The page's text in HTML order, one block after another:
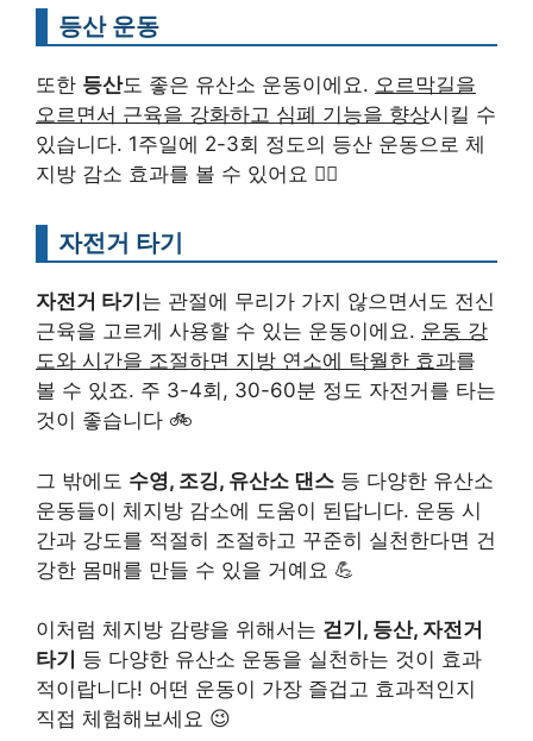
등산 운동
또한 등산도 좋은 유산소 운동이에요. 오르막길을
오르면서 근육을 강화하고 심폐 기능을 향상시킬 수
있습니다. 1주일에 2-3회 정도의 등산 운동으로 체
지방 감소 효과를 볼 수 있어요 🏃‍♂️
자전거 타기
자전거 타기 는 관절에 무리가 가지 않으면서도 전신
근육을 고르게 사용할 수 있는 운동이에요. 운동 강
도와 시간을 조절하면 지방 연소에 탁월한 효과를
볼 수 있죠. 주 3-4회, 30-60분 정도 자전거를 타는
것이 좋습니다 🚲
그 밖에도 수영, 조깅, 유산소 댄스 등 다양한 유산소
운동들이 체지방 감소에 도움이 된답니다. 운동 시
간과 강도를 적절히 조절하고 꾸준히 실천한다면 건
강한 몸매를 만들 수 있을 거예요 💪
이처럼 체지방 감량을 위해서는 걷기, 등산, 자전거
타기
등 다양한 유산소 운동을 실천하는 것이 효과
적이랍니다! 어떤 운동이 가장 즐겁고 효과적인지
직접 체험해보세요 😉